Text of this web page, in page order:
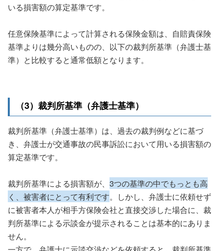
いる損害額の算定基準です。
任意保険基準によって計算される保険金額は、自賠責保険
基準よりは幾分高いものの、以下の裁判所基準（弁護士基
準）と比較すると通常低額となります。
（3）裁判所基準（弁護士基準）
裁判所基準（弁護士基準）は、過去の裁判例などに基づ
き、弁護士が交通事故の民事訴訟において用いる損害額の
算定基準です。
裁判所基準による損害額が、 3つの基準の中でもっとも高
く、被害者にとって有利です。しかし、弁護士に依頼せず
に被害者本人が相手方保険会社と直接交渉した場合に、裁
判所基準による示談金が提示されることは基本的にありま
せん。